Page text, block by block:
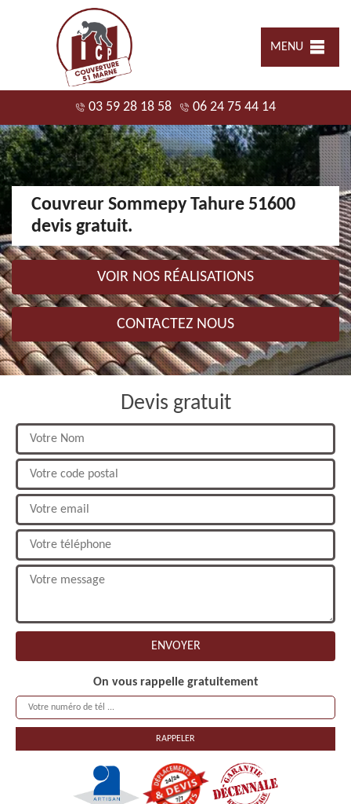
MENU
03 59 28 18 58 06 24 75 44 14
Couvreur Sommepy Tahure 51600
devis gratuit.
VOIR NOS RÉALISATIONS
CONTACTEZ NOUS
Devis gratuit
On vous rappelle gratuitement